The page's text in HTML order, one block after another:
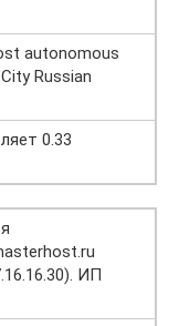
autonomous
Russian
0.33
ИП